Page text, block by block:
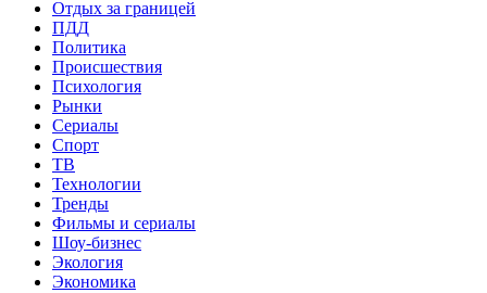
Отдых за границей
ПДД
Политика
Происшествия
Психология
Рынки
Сериалы
Спорт
ТВ
Технологии
Тренды
Фильмы и сериалы
Шоу-бизнес
Экология
Экономика